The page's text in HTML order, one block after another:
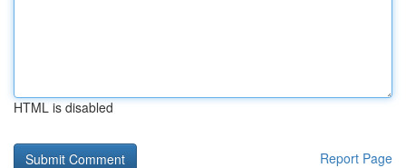
HTML is disabled
Report Page